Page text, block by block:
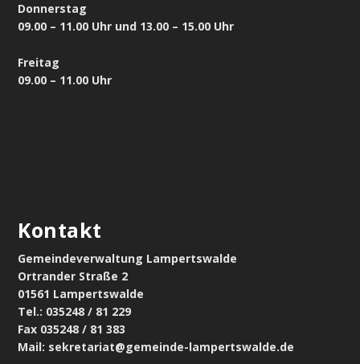
Donnerstag
09.00 – 11.00 Uhr und 13.00 – 15.00 Uhr
Freitag
09.00 – 11.00 Uhr
Kontakt
Gemeindeverwaltung Lampertswalde
Ortrander Straße 2
01561 Lampertswalde
Tel.: 035248 / 81 229
Fax 035248 / 81 383
Mail: sekretariat@gemeinde-lampertswalde.de